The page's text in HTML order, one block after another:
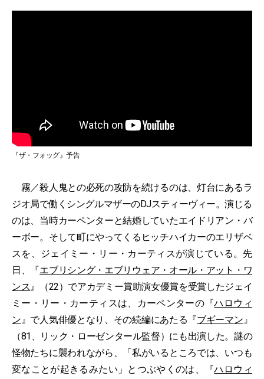
『ザ・フォッグ』予告
霧／殺人鬼との必死の攻防を続けるのは、灯台にあるラ
ジオ局で働くシングルマザーのDJスティーヴィー。演じる
のは、当時カーペンターと結婚していたエイドリアン・バ
ーボー。そして町にやってくるヒッチハイカーのエリザベ
スを、ジェイミー・リー・カーティスが演じている。先
日、『エブリシング・エブリウェア・オール・アット・ワ
ンス 』（22）でアカデミー賞助演女優賞を受賞したジェイ
ミー・リー・カーティスは、カーペンターの『ハロウィ
ン 』で人気俳優となり、その続編にあたる『ブギーマン 』
（81、リック・ローゼンタール監督）にも出演した。謎の
怪物たちに襲われながら、「私がいるところでは、いつも
変なことが起きるみたい」とつぶやくのは、『ハロウィ